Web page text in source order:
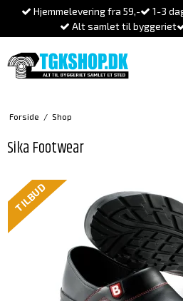
Hjemmelevering fra 59,-
1-3
Alt samlet til byggeriet
Forside / Shop
Sika Footwear
TILBUD